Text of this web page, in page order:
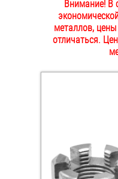
ОПЛАТА И ДОСТАВКА
НАШИ МАГАЗИНЫ
Втулки
Заклепки (Гайки-
Внимание! В
металлов,
отличаться.